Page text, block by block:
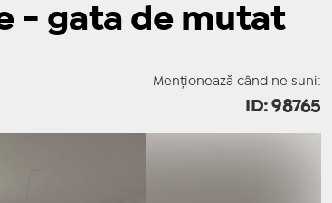
- gata de mutat
Menționează când ne suni:
ID: 98765